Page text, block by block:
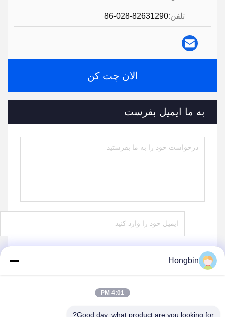
تلفن:86-028-82631290
الان چت کن
به ما ایمیل بفرست
Hongbin
4:01 PM
Good day, what product are you looking for?